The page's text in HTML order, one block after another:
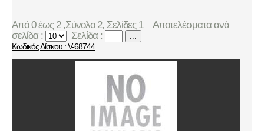
Από 0 έως 2 ,Σύνολο 2, Σελίδες 1
Αποτελέσματα ανά
σελίδα :
Σελίδα :
Κωδικός Δίσκου : V-68744